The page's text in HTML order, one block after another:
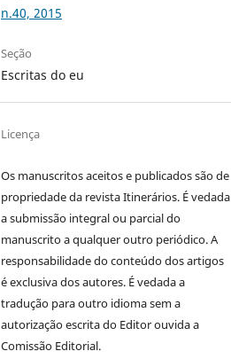
n.40, 2015
Seção
Escritas do eu
Licença
Os manuscritos aceitos e publicados são de
propriedade da revista Itinerários. É vedada
a submissão integral ou parcial do
manuscrito a qualquer outro periódico. A
responsabilidade do conteúdo dos artigos
é exclusiva dos autores. É vedada a
tradução para outro idioma sem a
autorização escrita do Editor ouvida a
Comissão Editorial.